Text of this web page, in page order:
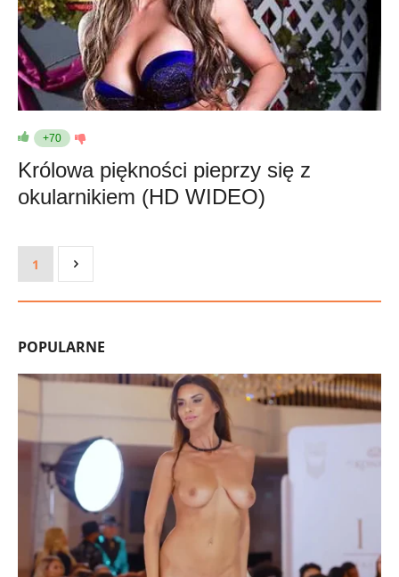
+70
Królowa piękności pieprzy się z
okularnikiem (HD WIDEO)
1
POPULARNE